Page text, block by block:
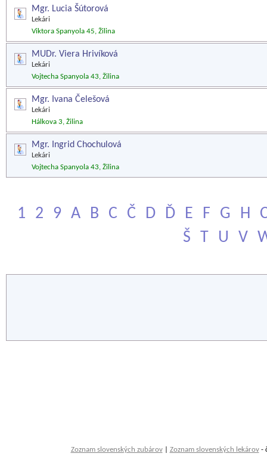
Mgr. Lucia Šútorová
Lekári
Viktora Spanyola 45, Žilina
MUDr. Viera Hrivíková
Lekári
Vojtecha Spanyola 43, Žilina
Mgr. Ivana Čelešová
Lekári
Hálkova 3, Žilina
Mgr. Ingrid Chochulová
Lekári
Vojtecha Spanyola 43, Žilina
1 2 9 A B C Č D Ď E F G H
Š
T U V
Zoznam slovenských zubárov| Zoznam slovenských lekárov-